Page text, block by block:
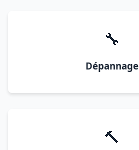
🔧
Dépannage
🔨